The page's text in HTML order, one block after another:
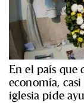
En el país que
economía,
iglesia pide